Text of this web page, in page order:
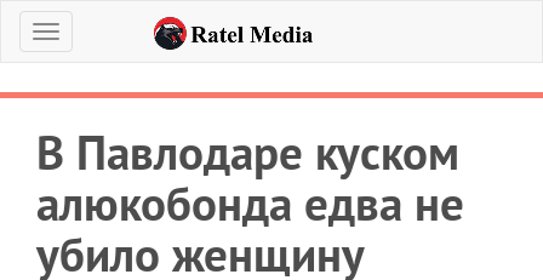
Меню
В Павлодаре куском
алюкобонда едва не
убило женщину